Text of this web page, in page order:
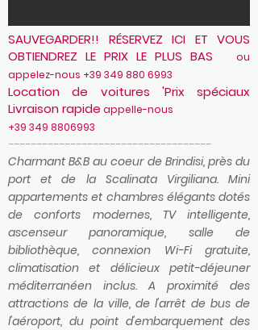
SAUVEGARDER!! RÉSERVEZ ICI ET VOUS
OBTIENDREZ LE PRIX LE PLUS BAS
ou
appelez-nous +39 349 880 6993
Location de voitures 'Prix spéciaux
Livraison rapide appelle-nous
+39 349 8806993
------------------------------------
Charmant B&B au coeur de Brindisi, près du
port et de la Scalinata Virgiliana. Mini
appartements et chambres élégants dotés
de conforts modernes, TV intelligente,
ascenseur panoramique, salle de
bibliothèque, connexion Wi-Fi gratuite,
climatisation et délicieux petit-déjeuner
méditerranéen inclus. A proximité des
attractions de la ville, de l'arrêt de bus de
l'aéroport, du point d'embarquement des